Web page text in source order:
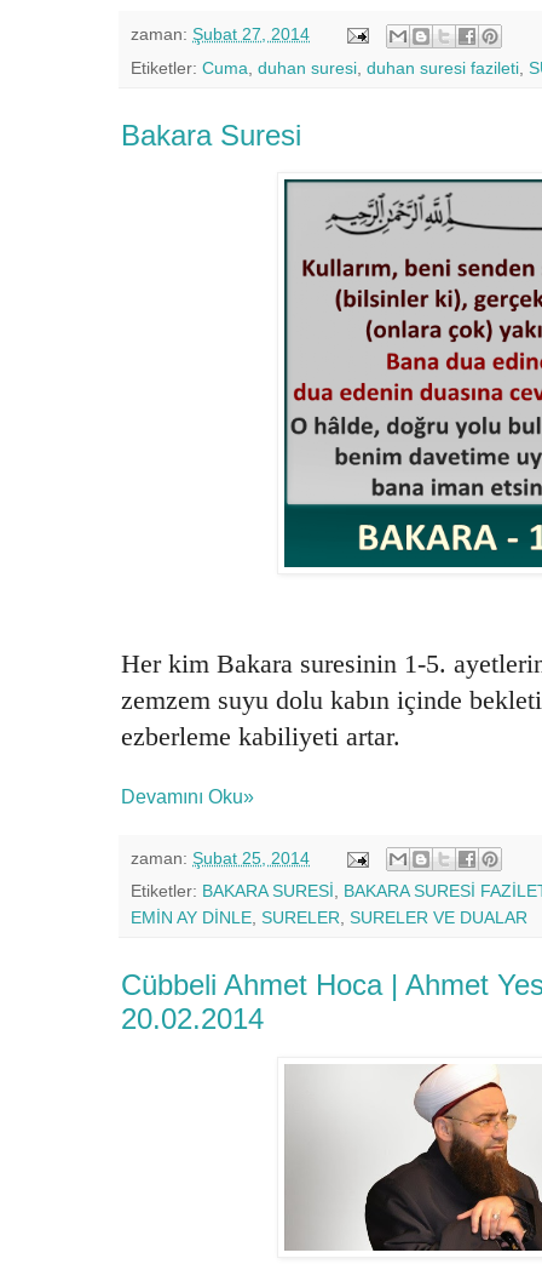
zaman: Şubat 27, 2014
Etiketler: Cuma duhan suresi duhan suresi fazileti
Bakara Suresi
Her kim Bakara suresinin 1-5.
zemzem suyu dolu kabın içinde
ezberleme kabiliyeti artar.
Devamını Oku»
zaman: Şubat 25, 2014
Etiketler: BAKARA SURESİ, BAKARA SURESİ
EMİN AY DİNLE, SURELER, SURELER VE DUALAR
Cübbeli Ahmet Hoca | Ahmet
20.02.2014